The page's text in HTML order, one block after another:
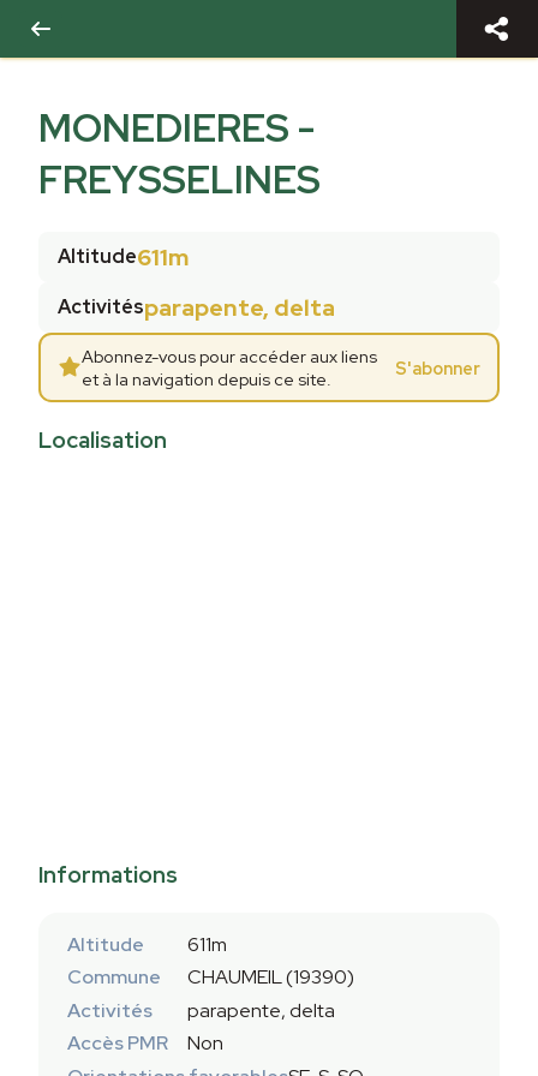
MONEDIERES -
FREYSSELINES
Altitude611m
Activitésparapente, delta
Abonnez-vous pour accéder aux liens
et à la navigation depuis ce site.
S'abonner
Localisation
Informations
Altitude
611m
Commune
CHAUMEIL (19390)
Activités
parapente, delta
Accès PMR
Non